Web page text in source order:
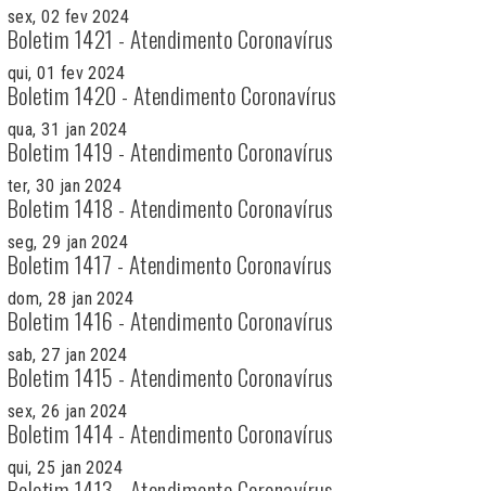
sex, 02 fev 2024
Boletim 1421 - Atendimento Coronavírus
qui, 01 fev 2024
Boletim 1420 - Atendimento Coronavírus
qua, 31 jan 2024
Boletim 1419 - Atendimento Coronavírus
ter, 30 jan 2024
Boletim 1418 - Atendimento Coronavírus
seg, 29 jan 2024
Boletim 1417 - Atendimento Coronavírus
dom, 28 jan 2024
Boletim 1416 - Atendimento Coronavírus
sab, 27 jan 2024
Boletim 1415 - Atendimento Coronavírus
sex, 26 jan 2024
Boletim 1414 - Atendimento Coronavírus
qui, 25 jan 2024